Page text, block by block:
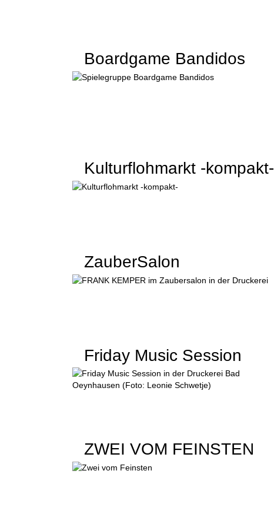
Boardgame Bandidos
Kulturflohmarkt -kompakt-
ZauberSalon
Friday Music Session
ZWEI VOM FEINSTEN